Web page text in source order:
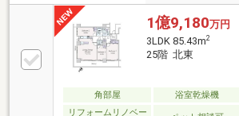
1億9,180万円
3LDK 85.43m2
25階 北東
角部屋 浴室乾燥機
リフォームリノベー